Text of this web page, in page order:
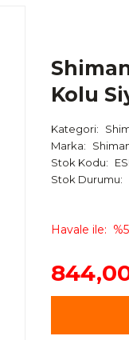
Kolu
Kategori
Marka
Stok Kodu
Stok Durumu
Havale ile